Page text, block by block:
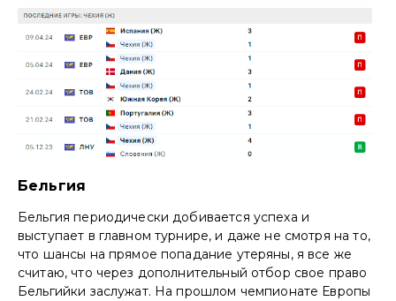
Бельгия
Бельгия периодически добивается успеха и
выступает в главном турнире, и даже не смотря на то,
что шансы на прямое попадание утеряны, я все же
считаю, что через дополнительный отбор свое право
Бельгийки заслужат. На прошлом чемпионате Европы